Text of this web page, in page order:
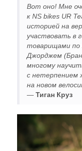
Вот оно! Мне
к NS bikes UR
историей на
участвовать в
товарищами по
Джорджем
многому
с нетерпением
на новом
— Тиган Круз